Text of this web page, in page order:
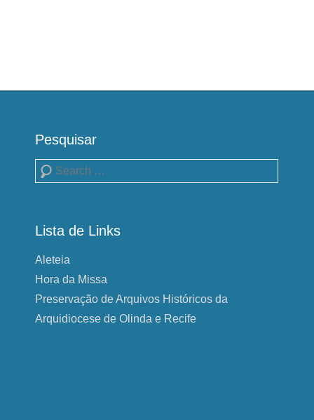
Pesquisar
Pesquisa
Lista de Links
Aleteia
Hora da Missa
Preservação de Arquivos Históricos da
Arquidiocese de Olinda e Recife